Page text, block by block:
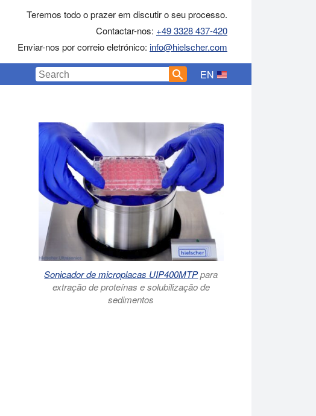
Teremos todo o prazer em discutir o seu processo.
Contactar-nos: +49 3328 437-420
Enviar-nos por correio eletrónico: info@hielscher.com
EN
Sonicador de microplacas UIP400MTPpara
extração de proteínas e solubilização de
sedimentos